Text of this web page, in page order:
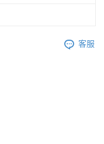
客服